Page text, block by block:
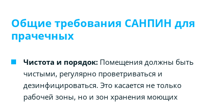
Общие требования САНПИН для
прачечных
Чистота и порядок: Помещения должны быть
чистыми, регулярно проветриваться и
дезинфицироваться. Это касается не только
рабочей зоны, но и зон хранения моющих